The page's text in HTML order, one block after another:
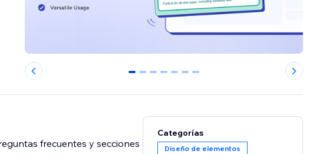
0 1 2 3 4 5 6
frecuentes y secciones
Categorías
Diseño de elementos